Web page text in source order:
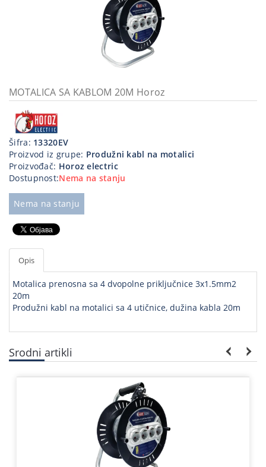
Poslovna
oprema,računari
Strujni
program
MOTALICA SA KABLOM 20M Horoz
Šifra: 13320EV
Proizvod iz grupe: Produžni kabl na motalici
Proizvođač: Horoz electric
Dostupnost:Nema na stanju
Nema na stanju
Opis
Motalica prenosna sa 4 dvopolne priključnice 3x1.5mm2
20m
Produžni kabl na motalici sa 4 utičnice, dužina kabla 20m
Srodni artikli